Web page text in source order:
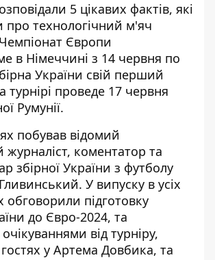
5 цікавих фактів, які
про технологічний м'яч
Європи
в Німеччині з 14 червня по
України свій перший
турнірі проведе 17 червня
Румунії.
побував відомий
коментатор та
збірної України з футболу
У випуску в усіх
обговорили підготовку
до Євро-2024, та
від турніру,
у Артема Довбика, та